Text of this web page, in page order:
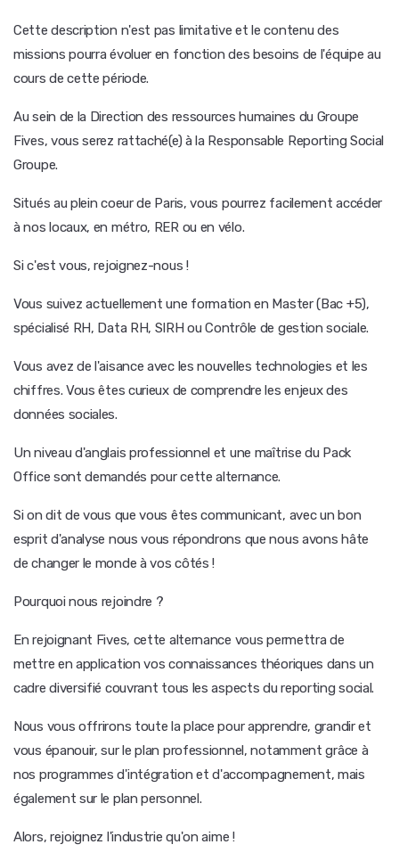
Cette description n'est pas limitative et le contenu des
missions pourra évoluer en fonction des besoins de l'équipe au
cours de cette période.
Au sein de la Direction des ressources humaines du Groupe
Fives, vous serez rattaché(e) à la Responsable Reporting Social
Groupe.
Situés au plein coeur de Paris, vous pourrez facilement accéder
à nos locaux, en métro, RER ou en vélo.
Si c'est vous, rejoignez-nous !
Vous suivez actuellement une formation en Master (Bac +5),
spécialisé RH, Data RH, SIRH ou Contrôle de gestion sociale.
Vous avez de l'aisance avec les nouvelles technologies et les
chiffres. Vous êtes curieux de comprendre les enjeux des
données sociales.
Un niveau d'anglais professionnel et une maîtrise du Pack
Office sont demandés pour cette alternance.
Si on dit de vous que vous êtes communicant, avec un bon
esprit d'analyse nous vous répondrons que nous avons hâte
de changer le monde à vos côtés !
Pourquoi nous rejoindre ?
En rejoignant Fives, cette alternance vous permettra de
mettre en application vos connaissances théoriques dans un
cadre diversifié couvrant tous les aspects du reporting social.
Nous vous offrirons toute la place pour apprendre, grandir et
vous épanouir, sur le plan professionnel, notamment grâce à
nos programmes d'intégration et d'accompagnement, mais
également sur le plan personnel.
Alors, rejoignez l'industrie qu'on aime !